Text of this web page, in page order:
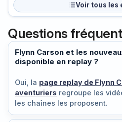
Voir tous les
Questions
Flynn Carson et les
disponible en replay ?
Oui, la page replay de Flynn
aventuriers regroupe les
les chaînes les proposent.